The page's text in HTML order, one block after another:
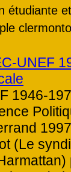
étudiante
UNEF
1946-
(Le